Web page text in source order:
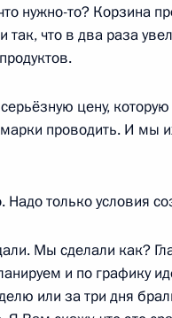
Ингушетии Юнус-
Юнус-Беком
нужно-то? Корзина
что в два раза
цену,
проводить. И мы
Надо только условия
Мы сделали как?
и по графику
или за три дня